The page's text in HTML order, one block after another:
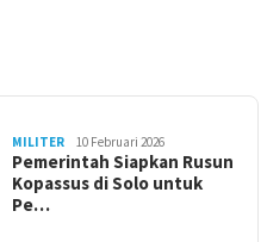
MILITER 10 Februari 2026
Pemerintah Siapkan Rusun
Kopassus di Solo untuk
Pe…